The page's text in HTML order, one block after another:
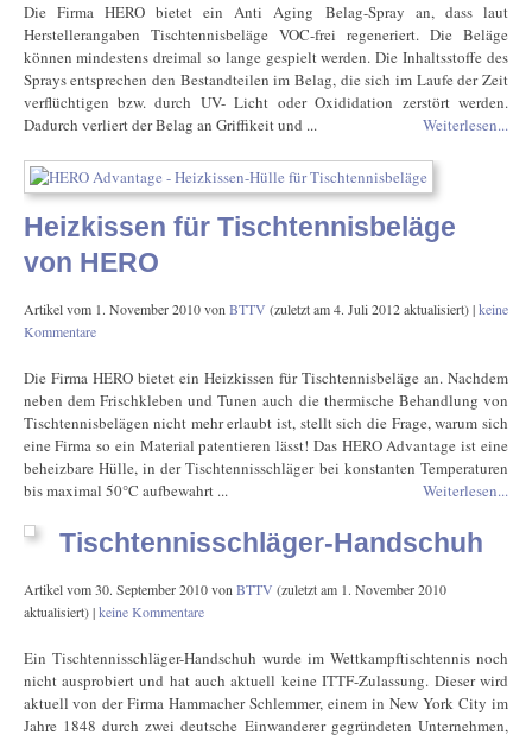
Die Firma HERO bietet ein Anti Aging Belag-Spray an, dass laut
Herstellerangaben Tischtennisbeläge VOC-frei regeneriert. Die Beläge
können mindestens dreimal so lange gespielt werden. Die Inhaltsstoffe des
Sprays entsprechen den Bestandteilen im Belag, die sich im Laufe der Zeit
verflüchtigen bzw. durch UV- Licht oder Oxididation zerstört werden.
Dadurch verliert der Belag an Griffikeit und ...
Weiterlesen...
Heizkissen für Tischtennisbeläge
von HERO
Artikel vom 1. November 2010von BTTV (zuletzt am4. Juli 2012aktualisiert) |keine
Kommentare
Die Firma HERO bietet ein Heizkissen für Tischtennisbeläge an. Nachdem
neben dem Frischkleben und Tunen auch die thermische Behandlung von
Tischtennisbelägen nicht mehr erlaubt ist, stellt sich die Frage, warum sich
eine Firma so ein Material patentieren lässt! Das HERO Advantage ist eine
beheizbare Hülle, in der Tischtennisschläger bei konstanten Temperaturen
bis maximal 50°C aufbewahrt ...
Weiterlesen...
Tischtennisschläger-Handschuh
Artikel vom30. September 2010vonBTTV (zuletzt am 1. November 2010
aktualisiert) |keine Kommentare
Ein Tischtennisschläger-Handschuh wurde im Wettkampftischtennis noch
nicht ausprobiert und hat auch aktuell keine ITTF-Zulassung. Dieser wird
aktuell von der Firma Hammacher Schlemmer, einem in New York City im
Jahre 1848 durch zwei deutsche Einwanderer gegründeten Unternehmen,